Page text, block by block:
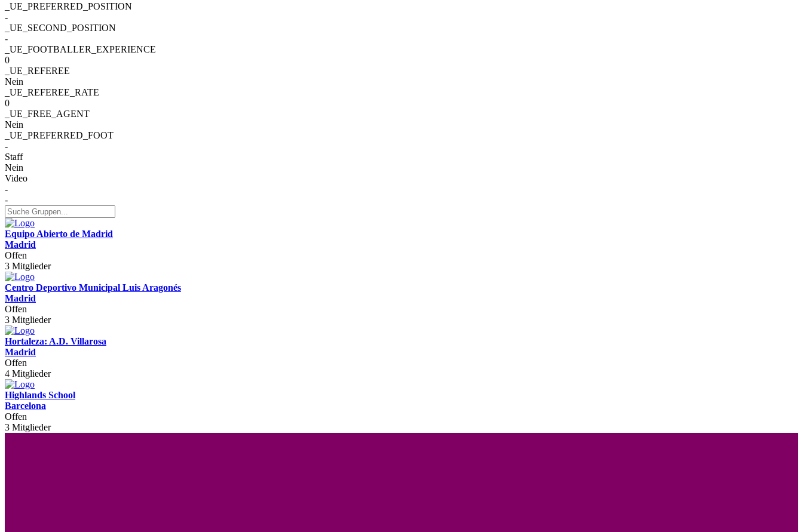
_UE_PREFERRED_POSITION
-
_UE_SECOND_POSITION
-
_UE_FOOTBALLER_EXPERIENCE
0
_UE_REFEREE
Nein
_UE_REFEREE_RATE
0
_UE_FREE_AGENT
Nein
_UE_PREFERRED_FOOT
-
Staff
Nein
Video
-
-
Equipo Abierto de Madrid
Madrid
Offen
3 Mitglieder
Centro Deportivo Municipal Luis Aragonés
Madrid
Offen
3 Mitglieder
Hortaleza: A.D. Villarosa
Madrid
Offen
4 Mitglieder
Highlands School
Barcelona
Offen
3 Mitglieder